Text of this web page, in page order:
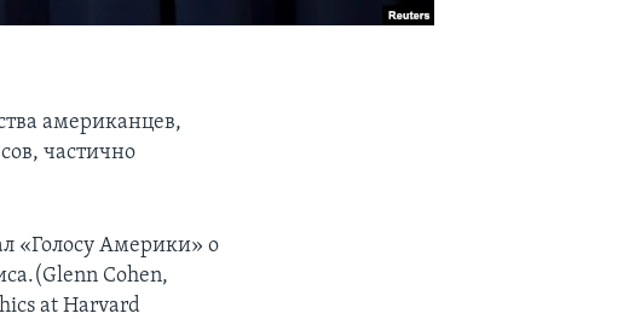
американцев,
частично
«Голосу Америки» о
Cohen,
at Harvard